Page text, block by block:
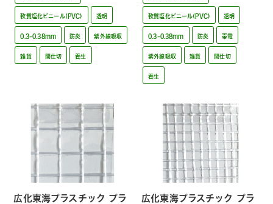
軟質塩化ビニール(PVC) 透明
0.3~0.38mm 防炎 紫外線吸収
雑貨 間仕切 養生
軟質塩化ビニール(PVC) 透明
0.3~0.38mm 防炎 帯電
紫外線吸収 雑貨 間仕切
養生
広化東海プラスチック プラ
広化東海プラスチック プラ